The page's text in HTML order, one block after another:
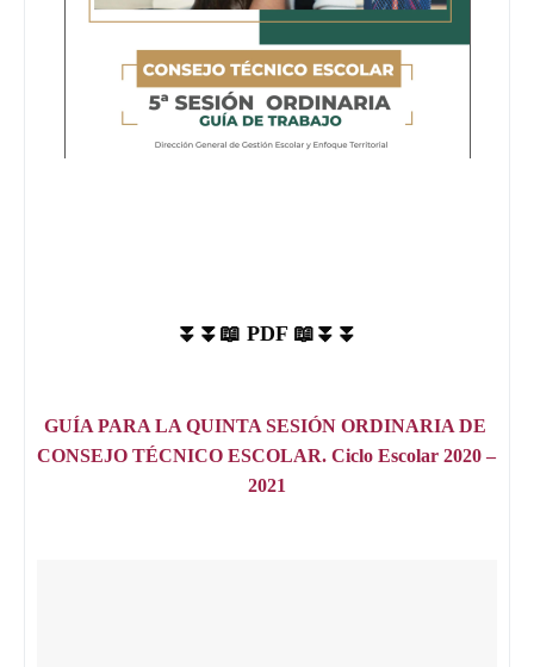
⏬⏬📖 PDF 📖⏬⏬
GUÍA PARA LA QUINTA SESIÓN ORDINARIA DE
CONSEJO TÉCNICO ESCOLAR. Ciclo Escolar 2020 –
2021